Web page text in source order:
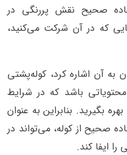
صحیح نقش پررنگی در
که در آن شرکت می‌کنید،
به آن اشاره کرد، کوله‌پشتی
باشد که در شرایط
بگیرید. بنابراین به عنوان
صحیح از کوله، می‌تواند در
ایفا کند.